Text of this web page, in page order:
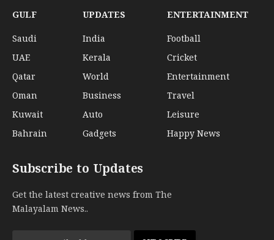
GULF
Saudi
UAE
Qatar
Oman
Kuwait
Bahrain
UPDATES
India
Kerala
World
Business
Auto
Gadgets
ENTERTAINMENT
Football
Cricket
Entertainment
Travel
Leisure
Happy News
Subscribe to Updates
Get the latest creative news from The
Malayalam News..